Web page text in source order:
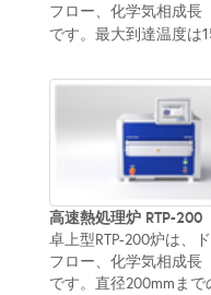
フロー、化学気相成長
です。最大到達温度は
高速熱処理炉 RTP-200
卓上型RTP-200炉は、
フロー、化学気相成長
です。直径200mmま